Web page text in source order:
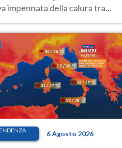
impennata della calura tra
al Nord.
6 Agosto 2026